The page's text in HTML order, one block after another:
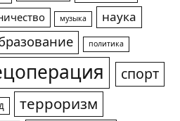
музыка
наука
политика
спорт
терроризм